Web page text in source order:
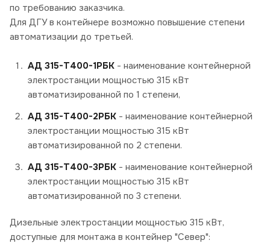
по требованию заказчика.
Для ДГУ в контейнере возможно повышение степени
автоматизации до третьей.
АД 315-Т400-1РБК - наименование контейнерной
электростанции мощностью 315 кВт
автоматизированной по 1 степени,
АД 315-Т400-2РБК - наименование контейнерной
электростанции мощностью 315 кВт
автоматизированной по 2 степени.
АД 315-Т400-3РБК - наименование контейнерной
электростанции мощностью 315 кВт
автоматизированной по 3 степени.
Дизельные электростанции мощностью 315 кВт,
доступные для монтажа в контейнер "Север":